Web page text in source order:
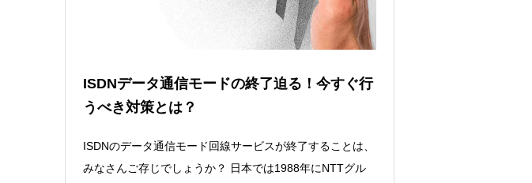
ISDNデータ通信モードの終了迫る！今すぐ行
うべき対策とは？
ISDNのデータ通信モード回線サービスが終了することは、
みなさんご存じでしょうか？ 日本では1988年にNTTグル